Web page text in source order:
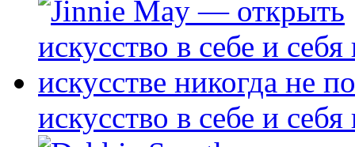
искусство в себе и